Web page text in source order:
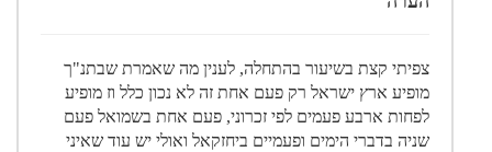
צפיתי קצת בשיעור בהתחלה, לענין מה שאמרת שבתנ"ך
מופיע ארץ ישראל רק פעם אחת זה לא נכון כלל וז מופיע
לפחות ארבע פעמים לפי זכרוני, פעם אחת בשמואל פעם
שניה בדברי הימים ופעמיים ביחזקאל ואולי יש עוד שאיני